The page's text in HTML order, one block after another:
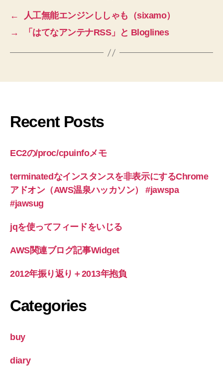
←
人工無能エンジンししゃも（sixamo）
→
「はてなアンテナRSS」と Bloglines
Recent Posts
EC2の/proc/cpuinfoメモ
terminatedなインスタンスを非表示にするChrome
アドオン（AWS温泉ハッカソン） #jawspa
#jawsug
jqを使ってフィードをいじる
AWS関連ブログ記事Widget
2012年振り返り＋2013年抱負
Categories
buy
diary